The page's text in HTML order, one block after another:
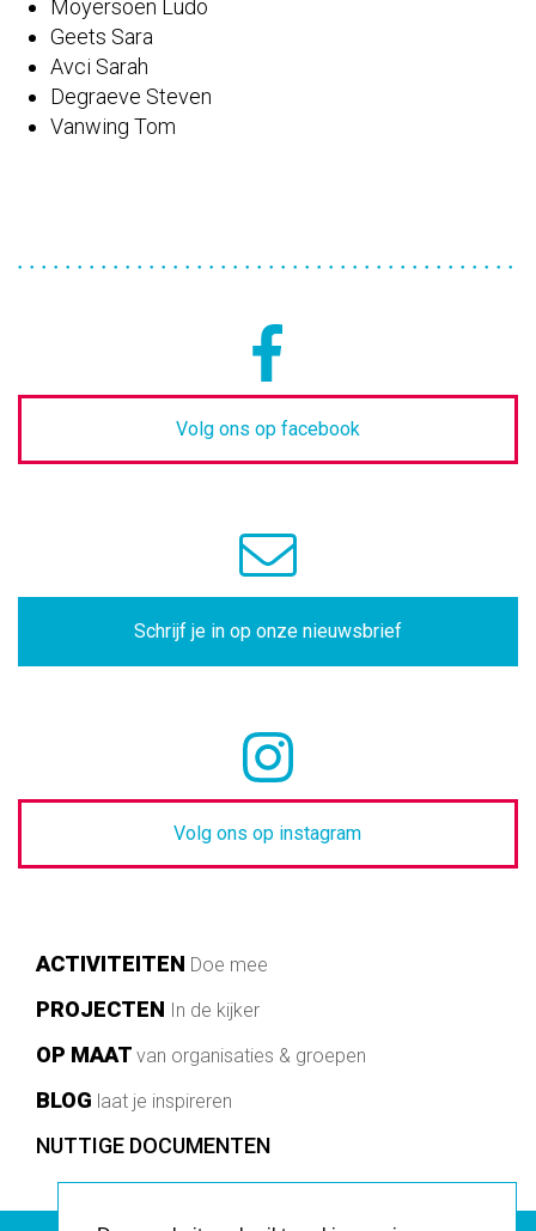
Moyersoen Ludo
Geets Sara
Avci Sarah
Degraeve Steven
Vanwing Tom
Volg ons op facebook
Schrijf je in op onze nieuwsbrief
Volg ons op instagram
Main
ACTIVITEITEN Doe mee
PROJECTEN In de kijker
OP MAAT van organisaties & groepen
BLOG laat je inspireren
Footer
NUTTIGE DOCUMENTEN